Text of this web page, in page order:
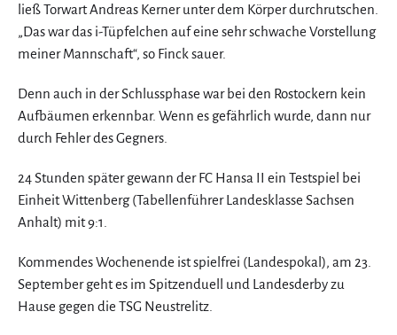
ließ Torwart Andreas Kerner unter dem Körper durchrutschen.
„Das war das i-Tüpfelchen auf eine sehr schwache Vorstellung
meiner Mannschaft“, so Finck sauer.
Denn auch in der Schlussphase war bei den Rostockern kein
Aufbäumen erkennbar. Wenn es gefährlich wurde, dann nur
durch Fehler des Gegners.
24 Stunden später gewann der FC Hansa II ein Testspiel bei
Einheit Wittenberg (Tabellenführer Landesklasse Sachsen
Anhalt) mit 9:1.
Kommendes Wochenende ist spielfrei (Landespokal), am 23.
September geht es im Spitzenduell und Landesderby zu
Hause gegen die TSG Neustrelitz.